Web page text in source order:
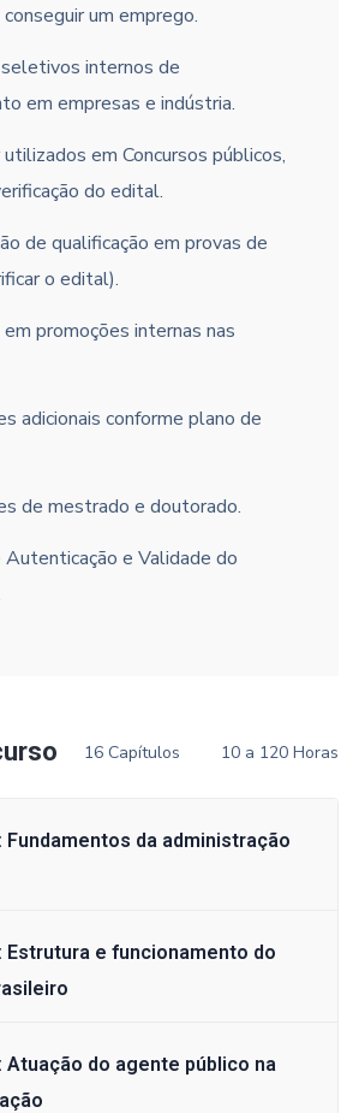
um emprego.
internos de
em empresas e indústria.
em Concursos públicos,
do edital.
de qualificação em provas de
o edital).
promoções internas nas
adicionais conforme plano de
de mestrado e doutorado.
Autenticação e Validade do
16 Capítulos 10 a 120 Horas
Fundamentos da administração
Estrutura e funcionamento do
Atuação do agente público na